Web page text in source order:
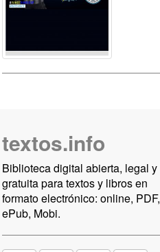
textos.info
Biblioteca digital abierta, legal y
gratuita para textos y libros en
formato electrónico: online, PDF,
ePub, Mobi.